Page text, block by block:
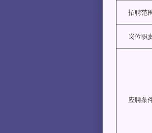
招聘范
岗位职
应聘条